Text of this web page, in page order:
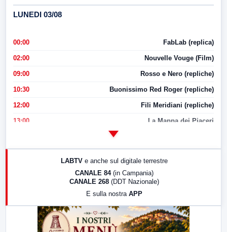
LUNEDI 03/08
00:00 FabLab (replica)
02:00 Nouvelle Vouge (Film)
09:00 Rosso e Nero (repliche)
10:30 Buonissimo Red Roger (repliche)
12:00 Fili Meridiani (repliche)
13:00 La Mappa dei Piaceri
LabNews (replica)
LABTV e anche sul digitale terrestre
CANALE 84 (in Campania)
CANALE 268 (DDT Nazionale)
E sulla nostra APP